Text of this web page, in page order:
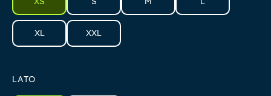
XL XXL
LATO